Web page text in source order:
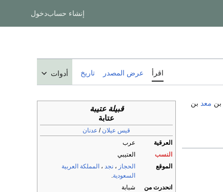
إنشاء حسابدخول
اقرأ عرض المصدر تاريخ أدوات
قبيلة عتيبة
عتابة
قيس عيلان/ عدنان
العرقية
عرب
النسب
العتيبي
الموقع
الحجاز ، نجد ، المملكة العربية
السعودية.
انحدرت من
شبابة
بن معد بن